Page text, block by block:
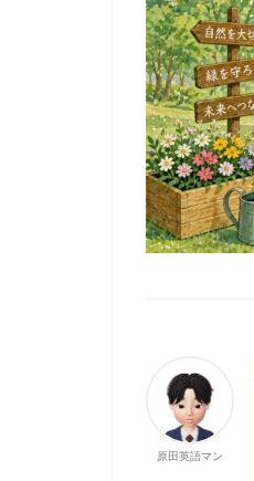
原田英語マン